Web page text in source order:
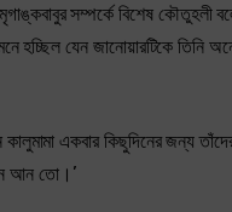
সম্পর্কে বিশেষ কৌতুহলী
হচ্ছিল যেন জানোয়ারটিকে তিনি
একবার কিছুদিনের জন্য
আন তো।’